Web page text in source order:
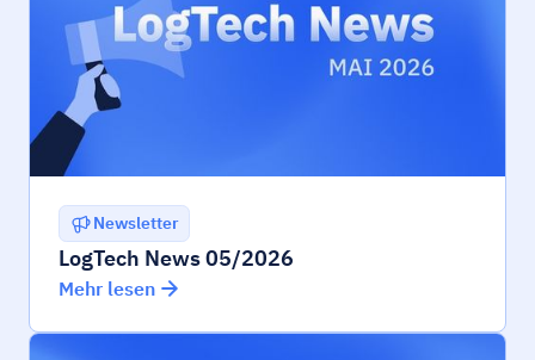
Newsletter
LogTech News 05/2026
Mehr lesen